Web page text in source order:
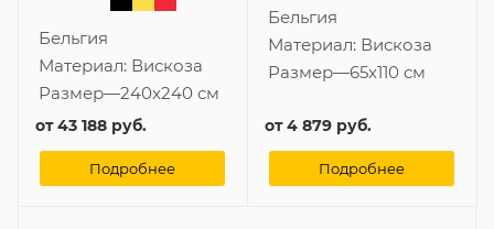
Бельгия
Материал: Вискоза
Размер—240x240 см
от43 188 руб.
Подробнее
Бельгия
Материал: Вискоза
Размер—65x110 см
от4 879 руб.
Подробнее